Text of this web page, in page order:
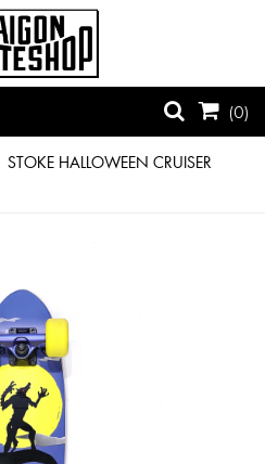
(0)
STOKE HALLOWEEN CRUISER